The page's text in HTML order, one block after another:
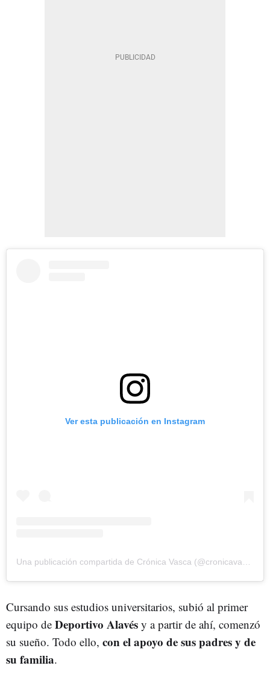
Ver esta publicación en Instagram
Cursando sus estudios universitarios, subió al primer
equipo de Deportivo Alavés y a partir de ahí, comenzó
su sueño. Todo ello, con el apoyo de sus padres y de
su familia.